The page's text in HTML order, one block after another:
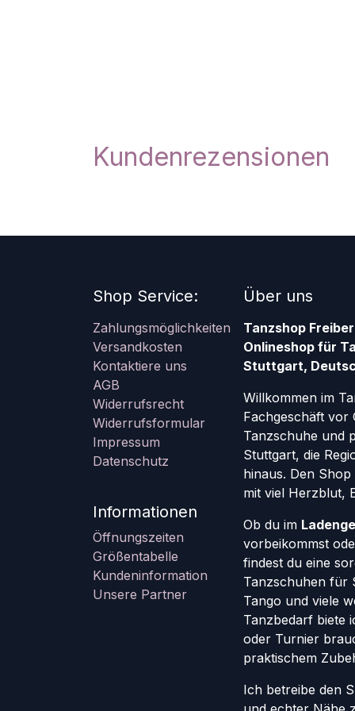
Kundenrezensionen
Shop Service:
Zahlungsmöglichkeiten
Versandkosten
Kontaktiere uns
AGB
Widerrufsrecht
Widerrufsformular
Impressum
Datenschutz
Informationen
Öffnungszeiten
Größentabelle
Kundeninformation
Unsere Partner
Über uns
Tanzshop
Onlineshop für
Stuttgart,
Willkommen im
Fachgeschäft vor
Tanzschuhe und
Stuttgart, die
hinaus. Den
mit viel Herzblut,
Ob du im
vorbeikommst
findest du eine
Tanzschuhen für
Tango und viele
Tanzbedarf biete
oder Turnier
praktischem
Ich betreibe den